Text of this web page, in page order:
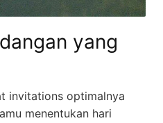
yang
invitations optimalnya
menentukan hari